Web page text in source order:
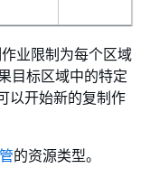
业限制为每个区域
目标区域中的特定
以开始新的复制作
的资源类型。